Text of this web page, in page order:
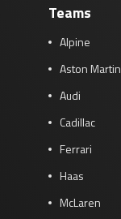
Teams
Alpine
Aston Martin
Audi
Cadillac
Ferrari
Haas
McLaren